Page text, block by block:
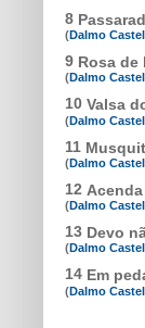
8
(Dalmo
9 Rosa de
(Dalmo
10 Valsa
(Dalmo
11
(Dalmo
12
(Dalmo
13 Devo
(Dalmo
14 Em
(Dalmo